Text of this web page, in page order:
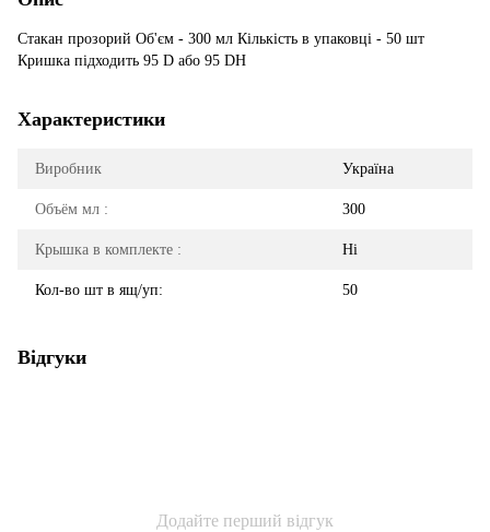
Стакан прозорий Об'єм - 300 мл Кількість в упаковці - 50 шт
Кришка підходить 95 D або 95 DH
Характеристики
Виробник Україна
Объём мл : 300
Крышка в комплекте : Ні
Кол-во шт в ящ/уп: 50
Відгуки
Додайте перший відгук